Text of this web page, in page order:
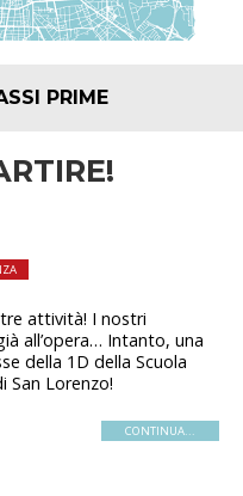
PRIME
attività! I nostri
all’opera… Intanto, una
della 1D della Scuola
San Lorenzo!
CONTINUA...